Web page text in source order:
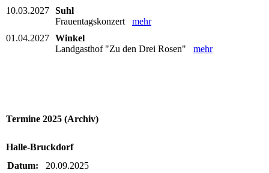
10.03.2027 Suhl
Frauentagskonzert mehr
01.04.2027 Winkel
Landgasthof "Zu den Drei Rosen" mehr
Termine 2025 (Archiv)
Halle-Bruckdorf
Datum:
20.09.2025